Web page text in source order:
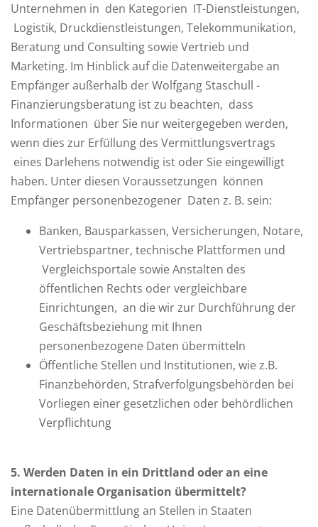
Unternehmen in den Kategorien IT-Dienstleistungen,
Logistik, Druckdienstleistungen, Telekommunikation,
Beratung und Consulting sowie Vertrieb und
Marketing. Im Hinblick auf die Datenweitergabe an
Empfänger außerhalb der Wolfgang Staschull -
Finanzierungsberatung ist zu beachten, dass
Informationen über Sie nur weitergegeben werden,
wenn dies zur Erfüllung des Vermittlungsvertrags
eines Darlehens notwendig ist oder Sie eingewilligt
haben. Unter diesen Voraussetzungen können
Empfänger personenbezogener Daten z. B. sein:
Banken, Bausparkassen, Versicherungen, Notare,
Vertriebspartner, technische Plattformen und
Vergleichsportale sowie Anstalten des
öffentlichen Rechts oder vergleichbare
Einrichtungen, an die wir zur Durchführung der
Geschäftsbeziehung mit Ihnen
personenbezogene Daten übermitteln
Öffentliche Stellen und Institutionen, wie z.B.
Finanzbehörden, Strafverfolgungsbehörden bei
Vorliegen einer gesetzlichen oder behördlichen
Verpflichtung
5. Werden Daten in ein Drittland oder an eine
internationale Organisation übermittelt?
Eine Datenübermittlung an Stellen in Staaten